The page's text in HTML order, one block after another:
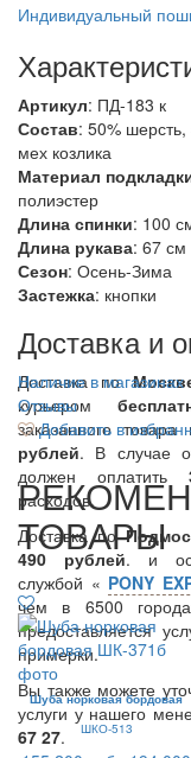
Индивидуальный
Артикул: ПД-183 к
Состав: 50% шерсть,
мех козлика
Материал
полиэстер
Длина спинки: 100
Длина рукава: 67 см
Сезон: Осень-Зима
Застежка: кнопки
Доставка и
Доставка по
курьером
заказанного
рублей. В случае
должен оплатить
расходов.
Доставка по
490 рублей. и
службой « PONY
чем в 6500
предоставляется
примерки.
Вы также можете
услуги у нашего
67 27.
Наличие в магазинах
Отзывы
Добавить в
ТОВАРЫ
Шуба норковая бордовая
ШКО-513